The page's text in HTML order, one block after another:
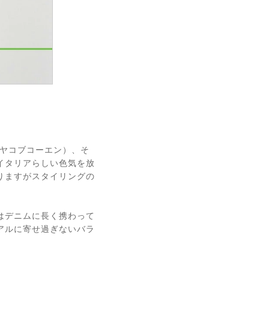
コブコーエン）、そ
タリアらしい色気を放
ますがスタイリングの
ニムに長く携わって
に寄せ過ぎないバラ